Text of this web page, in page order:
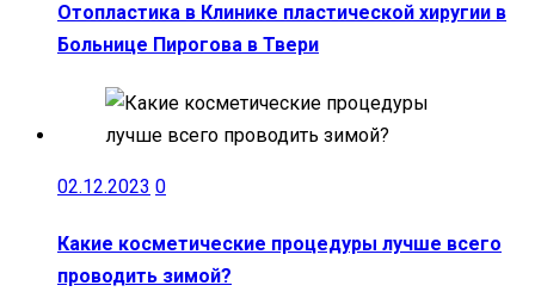
Отопластика в Клинике пластической хиругии в
Больнице Пирогова в Твери
02.12.2023 0
Какие косметические процедуры лучше всего
проводить зимой?